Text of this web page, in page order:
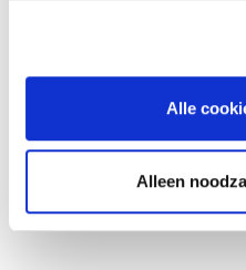
Alle
Alleen